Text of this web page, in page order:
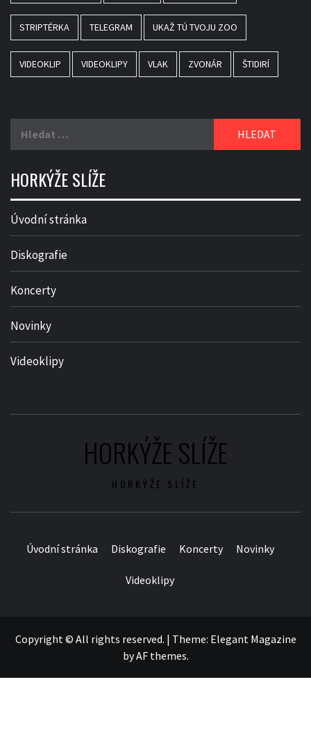
STRIPTÉRKA TELEGRAM UKAŽ TÚ TVOJU ZOO
VIDEOKLIP VIDEOKLIPY VLAK ZVONÁR ŠTIDIRÍ
HORKÝŽE SLÍŽE
Úvodní stránka
Diskografie
Koncerty
Novinky
Videoklipy
HORKÝŽE SLÍŽE
HORKÝŽE SLÍŽE
Úvodní stránka Diskografie Koncerty Novinky
Videoklipy
Copyright © All rights reserved. | Theme: Elegant Magazine
byAF themes.